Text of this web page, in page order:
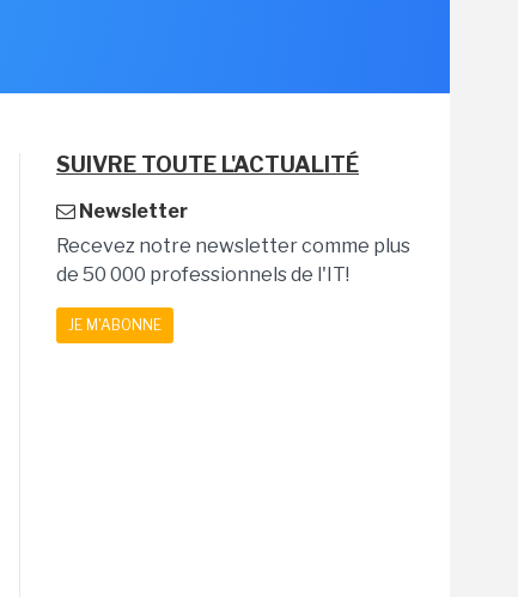
SUIVRE TOUTE L'ACTUALITÉ
Newsletter
Recevez notre newsletter comme plus
de 50 000 professionnels de l'IT!
JE M'ABONNE